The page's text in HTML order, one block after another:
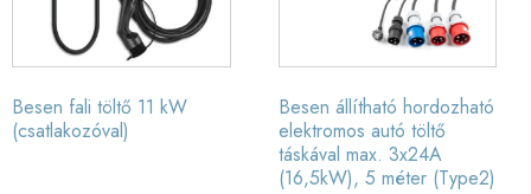
Besen fali töltő 11 kW
(csatlakozóval)
Besen állítható hordozható
elektromos autó töltő
táskával max. 3x24A
(16,5kW), 5 méter (Type2)